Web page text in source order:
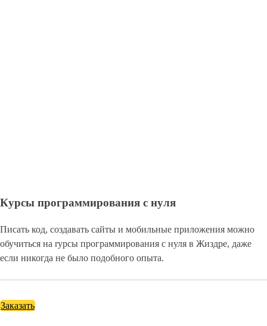
Курсы программирования с нуля
Писать код, создавать сайты и мобильные приложения можно
обучиться на rурсы программирования с нуля в Жиздре, даже
если никогда не было подобного опыта.
Заказать